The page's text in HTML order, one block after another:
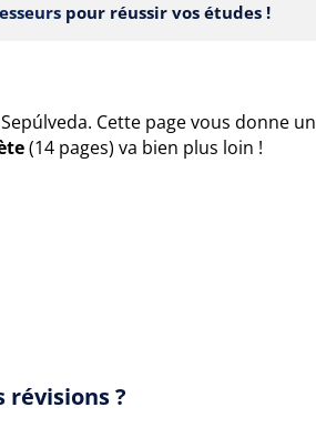
pour réussir vos études !
Cette page vous donne un
(14 pages) va bien plus loin !
révisions ?